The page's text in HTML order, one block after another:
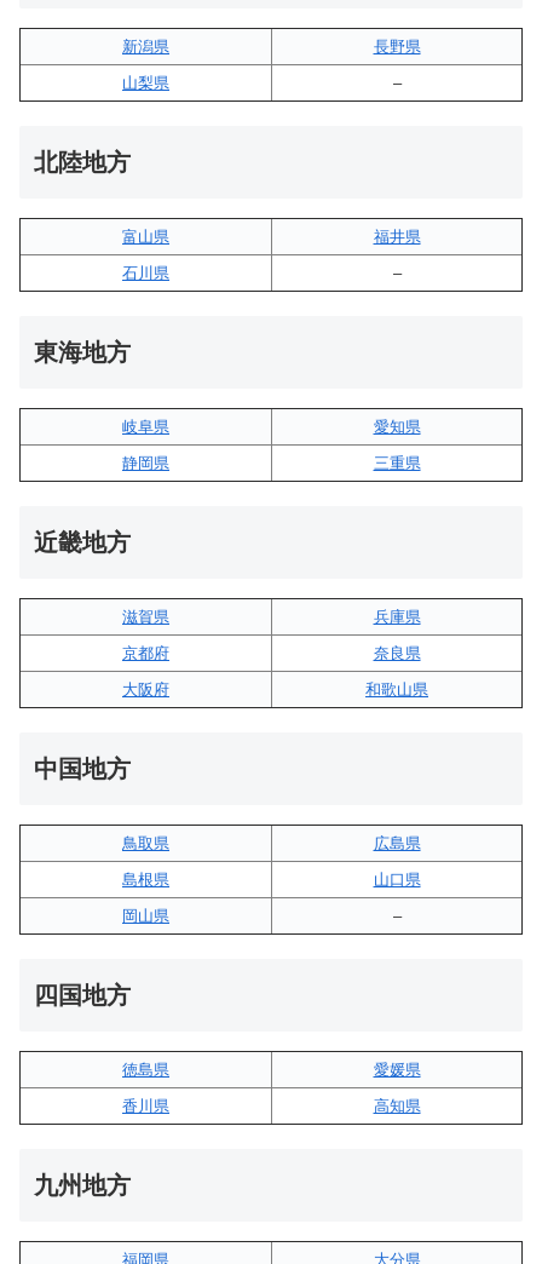
新潟県
長野県
山梨県
–
北陸地方
富山県
福井県
石川県
–
東海地方
岐阜県
愛知県
静岡県
三重県
近畿地方
滋賀県
兵庫県
京都府
奈良県
大阪府
和歌山県
中国地方
鳥取県
広島県
島根県
山口県
岡山県
–
四国地方
徳島県
愛媛県
香川県
高知県
九州地方
福岡県 大分県